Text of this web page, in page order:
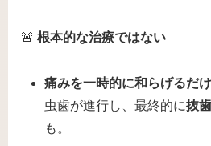
🚨 根本的な治療ではない
痛みを一時的に和らげるだけ
虫歯が進行し、最終的に抜
も。